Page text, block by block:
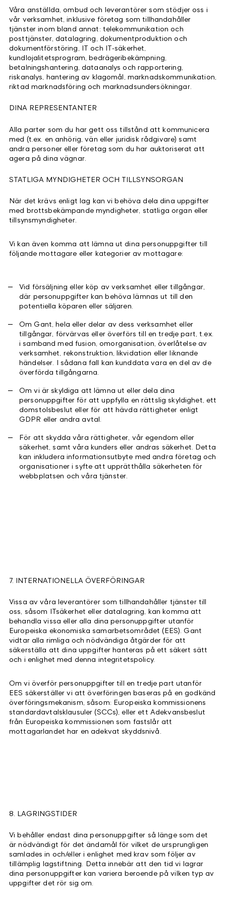
Våra anställda, ombud och leverantörer som stödjer oss i
vår verksamhet, inklusive företag som tillhandahåller
tjänster inom bland annat: telekommunikation och
posttjänster, datalagring, dokumentproduktion och
dokumentförstöring, IT och IT‑säkerhet,
kundlojalitetsprogram, bedrägeribekämpning,
betalningshantering, dataanalys och rapportering,
riskanalys, hantering av klagomål, marknadskommunikation,
riktad marknadsföring och marknadsundersökningar.
DINA REPRESENTANTER
Alla parter som du har gett oss tillstånd att kommunicera
med (t.ex. en anhörig, vän eller juridisk rådgivare) samt
andra personer eller företag som du har auktoriserat att
agera på dina vägnar.
STATLIGA MYNDIGHETER OCH TILLSYNSORGAN
När det krävs enligt lag kan vi behöva dela dina uppgifter
med brottsbekämpande myndigheter, statliga organ eller
tillsynsmyndigheter.
Vi kan även komma att lämna ut dina personuppgifter till
följande mottagare eller kategorier av mottagare:
Vid försäljning eller köp av verksamhet eller tillgångar,
där personuppgifter kan behöva lämnas ut till den
potentiella köparen eller säljaren.
Om Gant, hela eller delar av dess verksamhet eller
tillgångar, förvärvas eller överförs till en tredje part, t.ex.
i samband med fusion, omorganisation, överlåtelse av
verksamhet, rekonstruktion, likvidation eller liknande
händelser. I sådana fall kan kunddata vara en del av de
överförda tillgångarna.
Om vi är skyldiga att lämna ut eller dela dina
personuppgifter för att uppfylla en rättslig skyldighet, ett
domstolsbeslut eller för att hävda rättigheter enligt
GDPR eller andra avtal.
För att skydda våra rättigheter, vår egendom eller
säkerhet, samt våra kunders eller andras säkerhet. Detta
kan inkludera informationsutbyte med andra företag och
organisationer i syfte att upprätthålla säkerheten för
webbplatsen och våra tjänster.
7. INTERNATIONELLA ÖVERFÖRINGAR
Vissa av våra leverantörer som tillhandahåller tjänster till
oss, såsom ITsäkerhet eller datalagring, kan komma att
behandla vissa eller alla dina personuppgifter utanför
Europeiska ekonomiska samarbetsområdet (EES). Gant
vidtar alla rimliga och nödvändiga åtgärder för att
säkerställa att dina uppgifter hanteras på ett säkert sätt
och i enlighet med denna integritetspolicy.
Om vi överför personuppgifter till en tredje part utanför
EES säkerställer vi att överföringen baseras på en godkänd
överföringsmekanism, såsom: Europeiska kommissionens
standardavtalsklausuler (SCCs), eller ett Adekvansbeslut
från Europeiska kommissionen som fastslår att
mottagarlandet har en adekvat skyddsnivå.
8. LAGRINGSTIDER
Vi behåller endast dina personuppgifter så länge som det
är nödvändigt för det ändamål för vilket de ursprungligen
samlades in och/eller i enlighet med krav som följer av
tillämplig lagstiftning. Detta innebär att den tid vi lagrar
dina personuppgifter kan variera beroende på vilken typ av
uppgifter det rör sig om.